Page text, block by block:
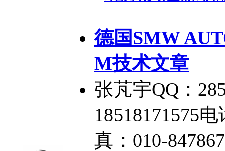
德国SMW
M技术文章
张芃宇QQ：
18518171575
真：010-